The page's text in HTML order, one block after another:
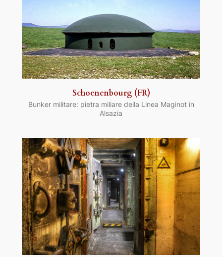
Schoenenbourg (FR)
Bunker militare: pietra miliare della Linea Maginot in
Alsazia